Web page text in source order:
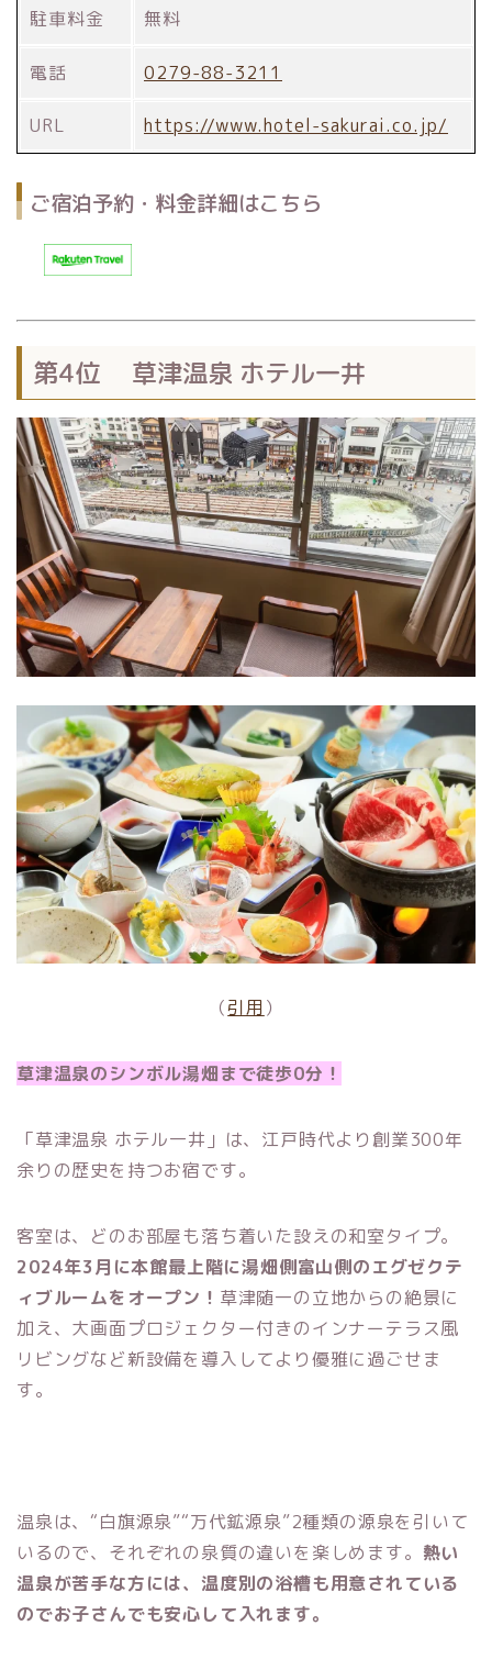
駐車料金 無料
電話 0279-88-3211
URL https://www.hotel-sakurai.co.jp/
ご宿泊予約・料金詳細はこちら
第4位 草津温泉 ホテル一井
（引用 ）
草津温泉のシンボル湯畑まで徒歩0分！
「草津温泉 ホテル一井」は、江戸時代より創業300年
余りの歴史を持つお宿です。
客室は、どのお部屋も落ち着いた設えの和室タイプ。
2024年3月に本館最上階に湯畑側富山側のエグゼクテ
ィブルームをオープン！ 草津随一の立地からの絶景に
加え、大画面プロジェクター付きのインナーテラス風
リビングなど新設備を導入してより優雅に過ごせま
す。
温泉は、“白旗源泉”“万代鉱源泉”2種類の源泉を引いて
いるので、それぞれの泉質の違いを楽しめます。 熱い
温泉が苦手な方には、温度別の浴槽も用意されている
のでお子さんでも安心して入れます。